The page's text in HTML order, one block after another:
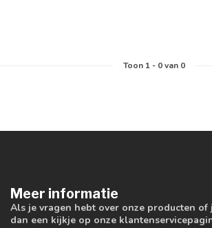
Toon 1- 0van 0
Meer informatie
Als je vragen hebt over onze producten of
dan een kijkje op onze